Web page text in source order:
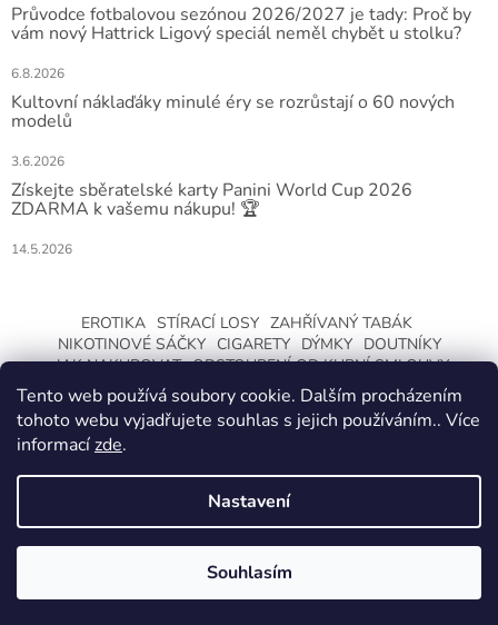
Tento web používá soubory cookie. Dalším procházením
tohoto webu vyjadřujete souhlas s jejich používáním.. Více
informacízde.
Nastavení
Souhlasím
VÍCE.
Průvodce fotbalovou sezónou 2026/2027 je tady: Proč by
vám nový Hattrick Ligový speciál neměl chybět u stolku?
6.8.2026
Kultovní náklaďáky minulé éry se rozrůstají o 60 nových
modelů
3.6.2026
Získejte sběratelské karty Panini World Cup 2026
ZDARMA k vašemu nákupu! 🏆
14.5.2026
EROTIKA STÍRACÍ LOSY ZAHŘÍVANÝ TABÁK
NIKOTINOVÉ SÁČKY CIGARETY DÝMKY
DOUTNÍKY
JAK NAKUPOVAT ODSTOUPENÍ OD KUPNÍ SMLOUVY
Vytvořil Shoptet
CeskaTrafika.com. Všechna práva vyhrazena.